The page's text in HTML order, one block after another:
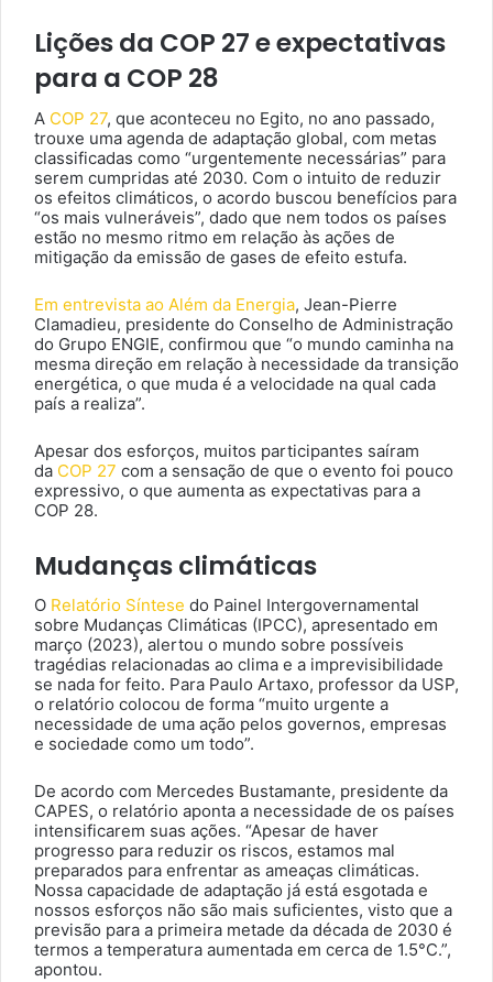
Lições da COP 27 e expectativas
para a COP 28
A COP 27, que aconteceu no Egito, no ano passado,
trouxe uma agenda de adaptação global, com metas
classificadas como “urgentemente necessárias” para
serem cumpridas até 2030. Com o intuito de reduzir
os efeitos climáticos, o acordo buscou benefícios para
“os mais vulneráveis”, dado que nem todos os países
estão no mesmo ritmo em relação às ações de
mitigação da emissão de gases de efeito estufa.
Em entrevista ao Além da Energia, Jean-Pierre
Clamadieu, presidente do Conselho de Administração
do Grupo ENGIE, confirmou que “o mundo caminha na
mesma direção em relação à necessidade da transição
energética, o que muda é a velocidade na qual cada
país a realiza”.
Apesar dos esforços, muitos participantes saíram
da COP 27 com a sensação de que o evento foi pouco
expressivo, o que aumenta as expectativas para a
COP 28.
Mudanças climáticas
O Relatório Síntese do Painel Intergovernamental
sobre Mudanças Climáticas (IPCC), apresentado em
março (2023), alertou o mundo sobre possíveis
tragédias relacionadas ao clima e a imprevisibilidade
se nada for feito. Para Paulo Artaxo, professor da USP,
o relatório colocou de forma “muito urgente a
necessidade de uma ação pelos governos, empresas
e sociedade como um todo”.
De acordo com Mercedes Bustamante, presidente da
CAPES, o relatório aponta a necessidade de os países
intensificarem suas ações. “Apesar de haver
progresso para reduzir os riscos, estamos mal
preparados para enfrentar as ameaças climáticas.
Nossa capacidade de adaptação já está esgotada e
nossos esforços não são mais suficientes, visto que a
previsão para a primeira metade da década de 2030 é
termos a temperatura aumentada em cerca de 1.5°C.”,
apontou.